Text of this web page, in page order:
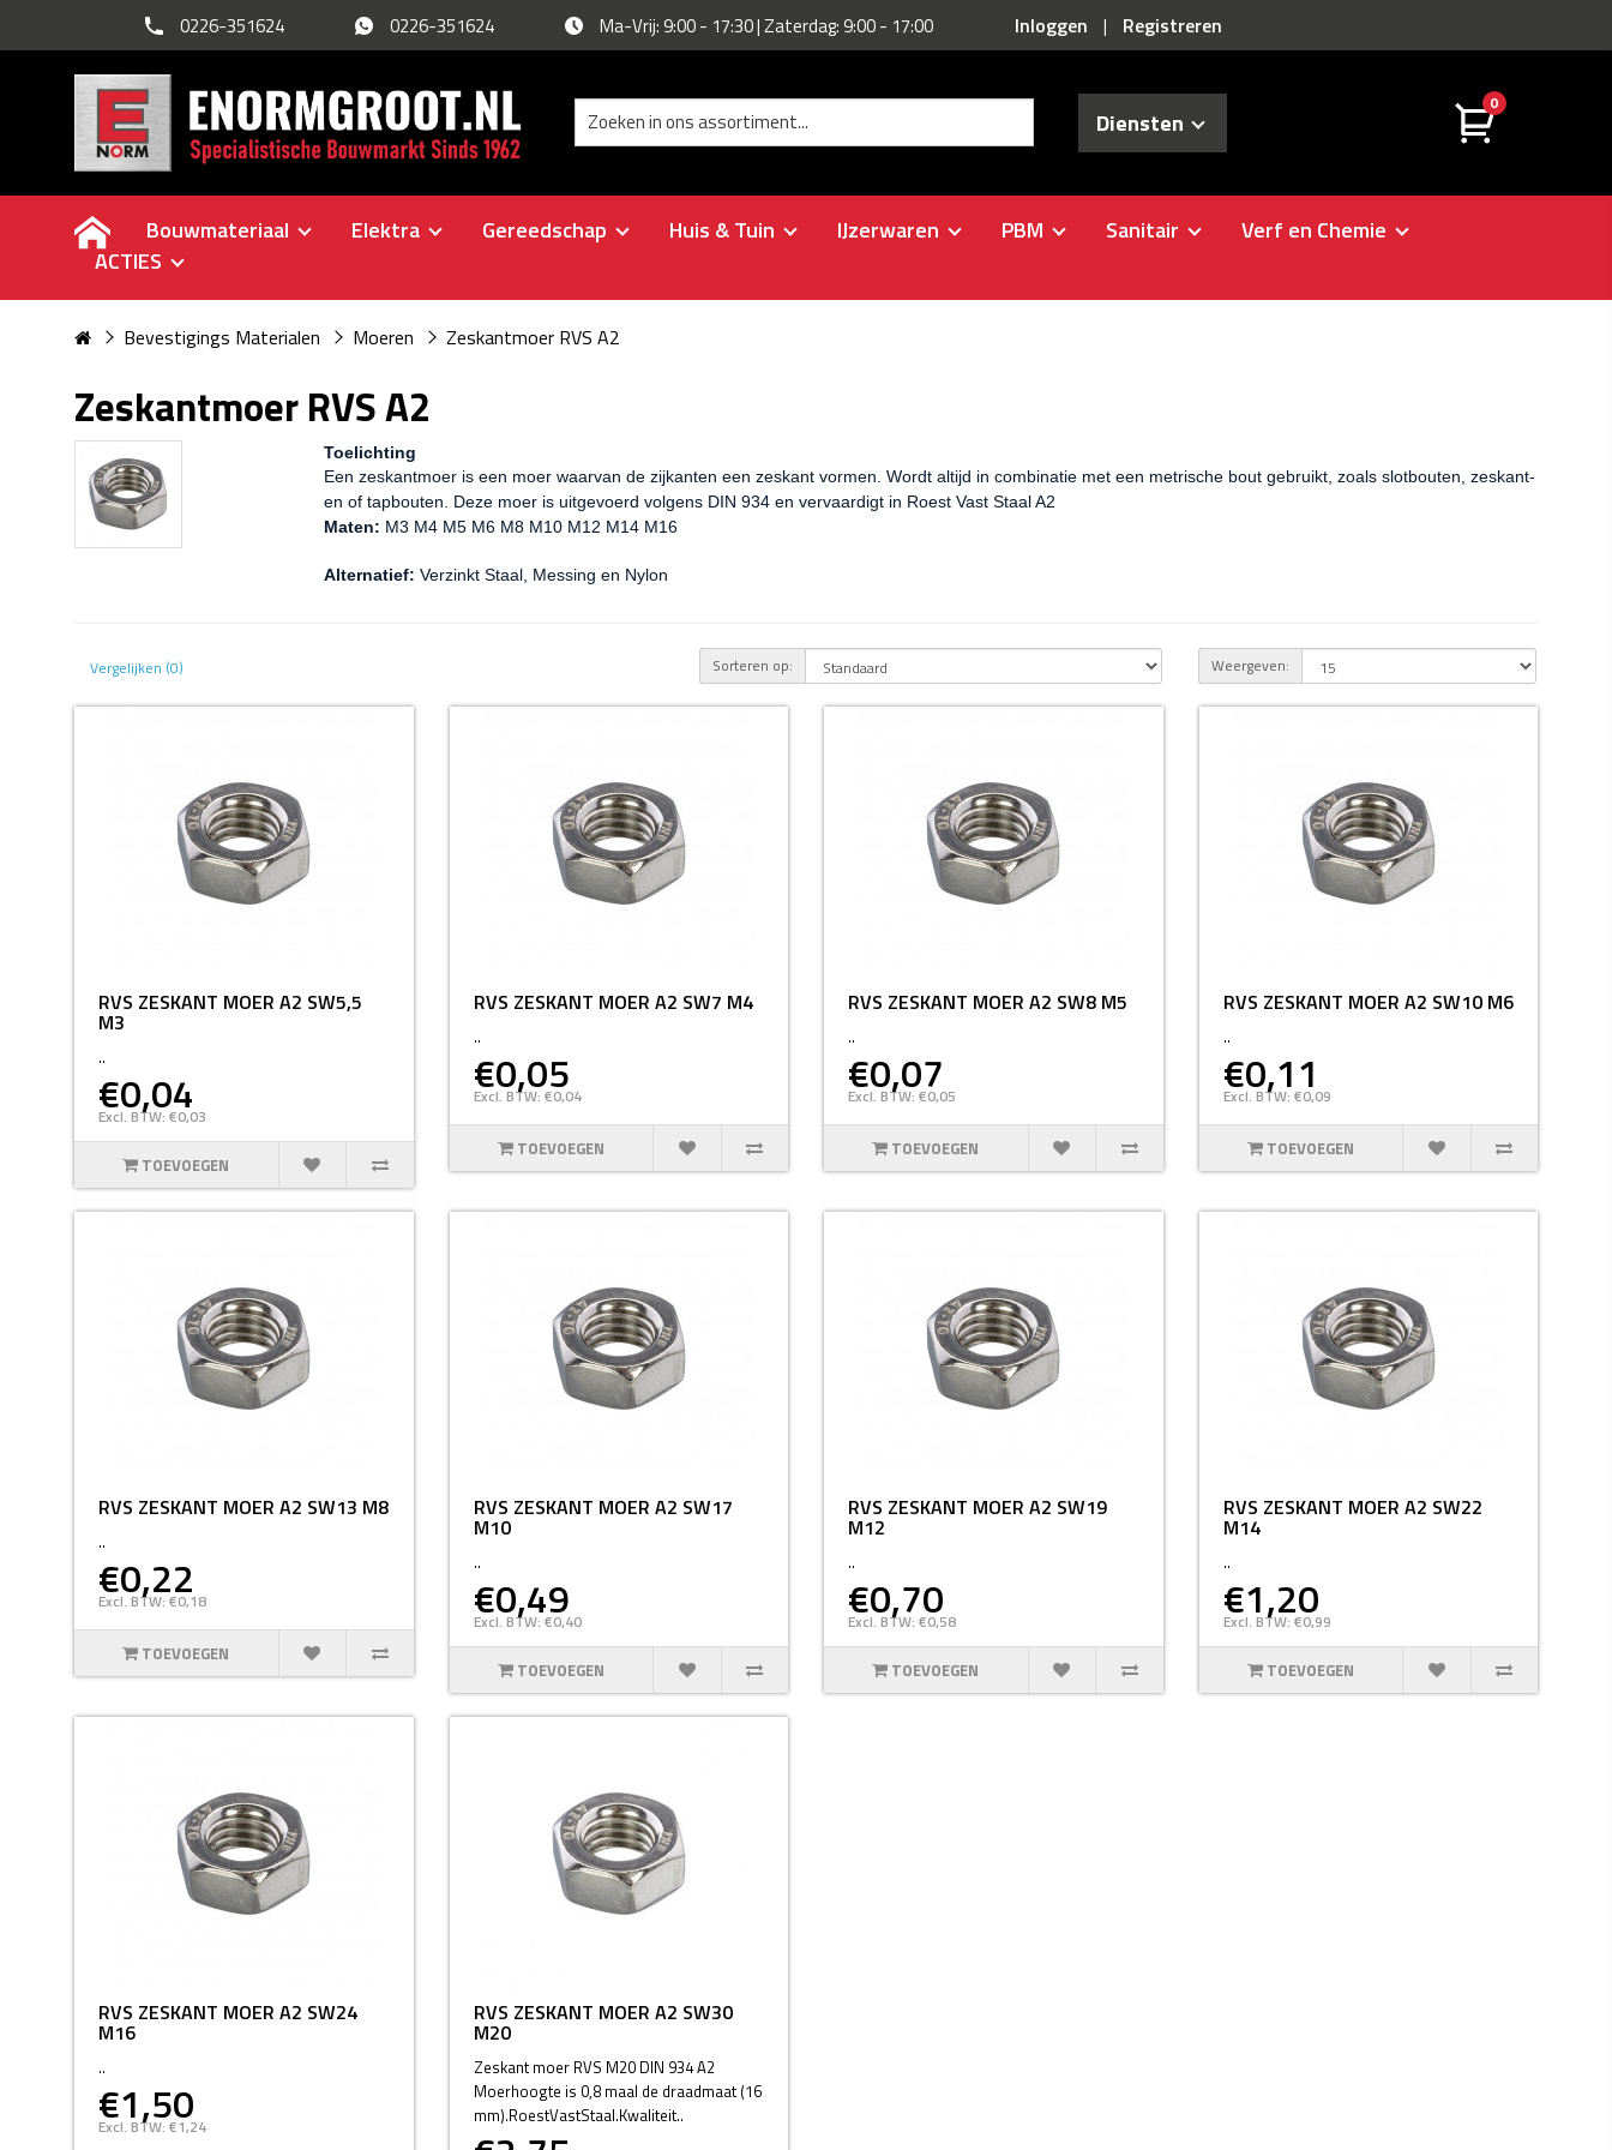
0226-351624 0226-351624 Ma-Vrij: 9:00 - 17:30 | Zaterdag: 9:00 - 17:00 Inloggen | Registreren
Diensten
0
Bouwmateriaal Elektra Gereedschap Huis & Tuin IJzerwaren PBM Sanitair
Verf en Chemie
ACTIES
Bevestigings Materialen Moeren Zeskantmoer RVS A2
Zeskantmoer RVS A2
Toelichting
Een zeskantmoer is een moer waarvan de zijkanten een zeskant vormen. Wordt altijd in combinatie met een metrische bout gebruikt, zoals slotbouten, zeskant-
en of tapbouten. Deze moer is uitgevoerd volgens DIN 934 en vervaardigt in Roest Vast Staal A2
Maten: M3 M4 M5 M6 M8 M10 M12 M14 M16
Alternatief: Verzinkt Staal, Messing en Nylon
Vergelijken (0) Sorteren op: Weergeven:
RVS ZESKANT MOER A2 SW5,5
M3
..
€0,04
Excl. BTW: €0,03
TOEVOEGEN
RVS ZESKANT MOER A2 SW7 M4
..
€0,05
Excl. BTW: €0,04
TOEVOEGEN
RVS ZESKANT MOER A2 SW8 M5
..
€0,07
Excl. BTW: €0,05
TOEVOEGEN
RVS ZESKANT MOER A2 SW10 M6
..
€0,11
Excl. BTW: €0,09
TOEVOEGEN
RVS ZESKANT MOER A2 SW13 M8
..
€0,22
Excl. BTW: €0,18
TOEVOEGEN
RVS ZESKANT MOER A2 SW17
M10
..
€0,49
Excl. BTW: €0,40
TOEVOEGEN
RVS ZESKANT MOER A2 SW19
M12
..
€0,70
Excl. BTW: €0,58
TOEVOEGEN
RVS ZESKANT MOER A2 SW22
M14
..
€1,20
Excl. BTW: €0,99
TOEVOEGEN
RVS ZESKANT MOER A2 SW24
M16
..
€1,50
Excl. BTW: €1,24
RVS ZESKANT MOER A2 SW30
M20
Zeskant moer RVS M20 DIN 934 A2
Moerhoogte is 0,8 maal de draadmaat (16
mm).RoestVastStaal.Kwaliteit..